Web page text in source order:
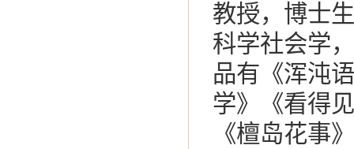
教授，博士
科学社会学
品有《浑沌
学》《看得
《檀岛花事